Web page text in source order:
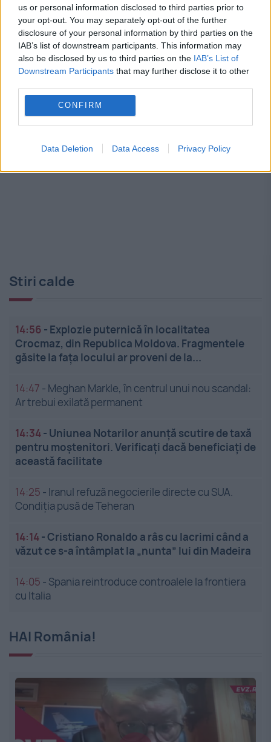
us or personal information disclosed to third parties prior to
your opt-out. You may separately opt-out of the further
disclosure of your personal information by third parties on the
IAB’s list of downstream participants. This information may
also be disclosed by us to third parties on the IAB’s List of
Downstream Participants that may further disclose it to other
CONFIRM
Data Deletion Data Access Privacy Policy
Prințul William a vorbit deschis despre Kate.
Mărturisirea moștenitorului care a atras
atenția
Stiri calde
14:56 - Explozie puternică în localitatea
Crocmaz, din Republica Moldova. Fragmentele
găsite la fața locului ar proveni de la...
14:47 - Meghan Markle, în centrul unui nou scandal:
Ar trebui exilată permanent
14:34- Uniunea Notarilor anunță scutire de taxă
pentru moștenitori. Verificați dacă beneficiați de
această facilitate
14:25 - Iranul refuză negocierile directe cu SUA.
Condiția pusă de Teheran
14:14-Cristiano Ronaldo a râs cu lacrimi când a
văzut ce s-a întâmplat la „nunta” lui din Madeira
14:05 - Spania reintroduce controalele la frontiera
cu Italia
HAI România!